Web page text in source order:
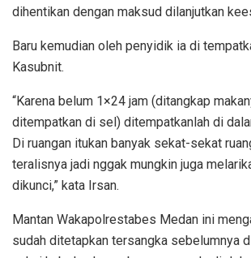
dihentikan dengan maksud dilanjutkan
Baru kemudian oleh penyidik ia di
Kasubnit.
“Karena belum 1×24 jam (ditangkap
ditempatkan di sel) ditempatkanlah di
Di ruangan itukan banyak sekat-sekat
teralisnya jadi nggak mungkin juga
dikunci,” kata Irsan.
Mantan Wakapolrestabes Medan ini
sudah ditetapkan tersangka sebelumnya